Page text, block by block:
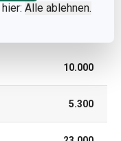
Alle ablehnen.
10.000
5.300